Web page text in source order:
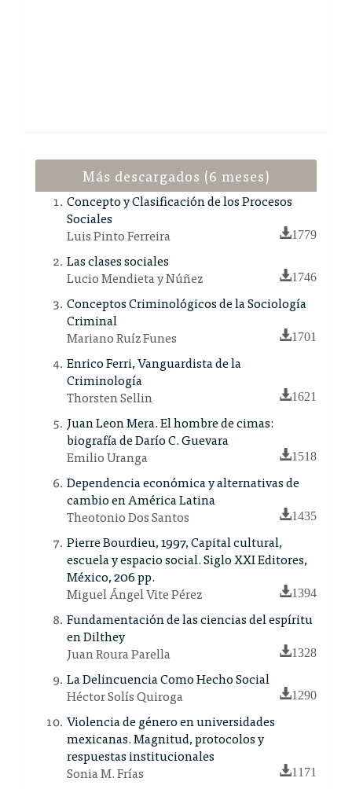
Más descargados (6 meses)
Concepto y Clasificación de los Procesos
Sociales
Luis Pinto Ferreira
1779
Las clases sociales
Lucio Mendieta y Núñez
1746
Conceptos Criminológicos de la Sociología
Criminal
Mariano Ruíz Funes
1701
Enrico Ferri, Vanguardista de la
Criminología
Thorsten Sellin
1621
Juan Leon Mera. El hombre de cimas:
biografía de Darío C. Guevara
Emilio Uranga
1518
Dependencia económica y alternativas de
cambio en América Latina
Theotonio Dos Santos
1435
Pierre Bourdieu, 1997, Capital cultural,
escuela y espacio social. Siglo XXI Editores,
México, 206 pp.
Miguel Ángel Vite Pérez
1394
Fundamentación de las ciencias del espíritu
en Dilthey
Juan Roura Parella
1328
La Delincuencia Como Hecho Social
Héctor Solís Quiroga
1290
Violencia de género en universidades
mexicanas. Magnitud, protocolos y
respuestas institucionales
Sonia M. Frías
1171